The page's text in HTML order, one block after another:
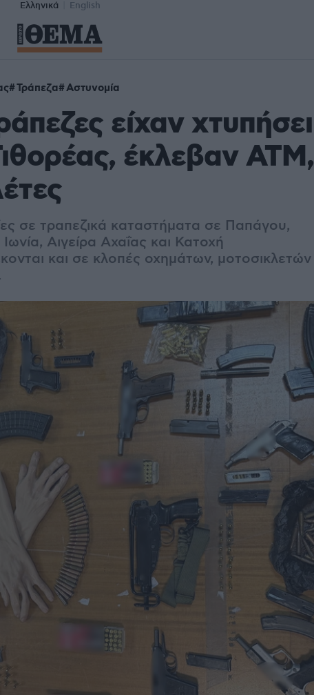
Ελληνικά English
Τράπεζα Αστυνομία
είχαν χτυπήσει
έκλεβαν ΑΤΜ,
σε τραπεζικά καταστήματα σε Παπάγου,
Αιγείρα Αχαΐας και Κατοχή
και σε κλοπές οχημάτων, μοτοσικλετών